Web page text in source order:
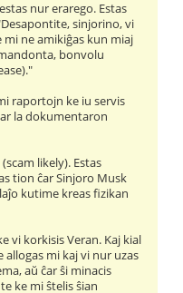
nur erarego. Estas
sinjorino, vi
mi ne amikiĝas kun miaj
bonvolu
raportojn ke iu servis
la dokumentaron
likely). Estas
tion ĉar Sinjoro Musk
kutime kreas fizikan
vi korkisis Veran. Kaj kial
allogas mi kaj vi nur uzas
aŭ ĉar ŝi minacis
ke mi ŝtelis ŝian